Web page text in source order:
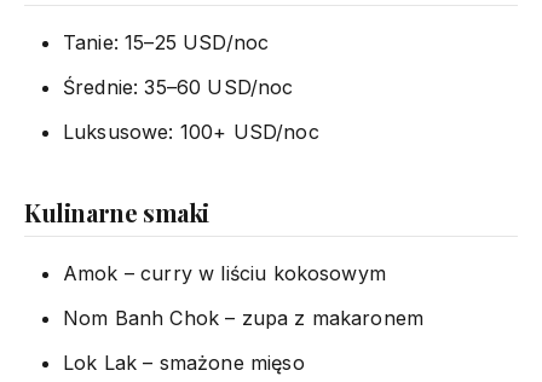
Tanie: 15–25 USD/noc
Średnie: 35–60 USD/noc
Luksusowe: 100+ USD/noc
Kulinarne smaki
Amok – curry w liściu kokosowym
Nom Banh Chok – zupa z makaronem
Lok Lak – smażone mięso